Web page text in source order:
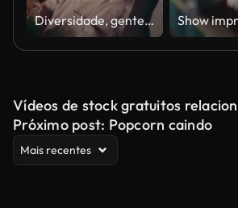
Diversidade, gente e risada para comédia em filme para se divertir, curtir e brincar para entretenimento com pipoca. Plateia, multidão e teatro para estrear ou assistir show com drama, ação e feliz com a história
Vídeos de stock gratuitos
Próximo post: Popcorn caindo
Mais recentes